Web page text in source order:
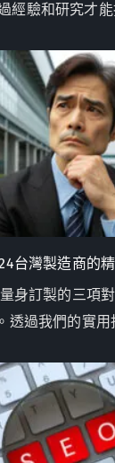
經驗和研究才
台灣製造商的
身訂製的三項
透過我們的實
字、推動詢問
公司。